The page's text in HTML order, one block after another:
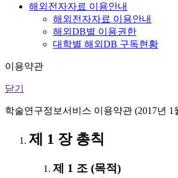
해외전자자료 이용안내
해외전자자료 이용안내
해외DB별 이용권한
대학별 해외DB 구독현황
이용약관
닫기
학술연구정보서비스 이용약관 (2017년 1
제 1 장 총칙
제 1 조 (목적)